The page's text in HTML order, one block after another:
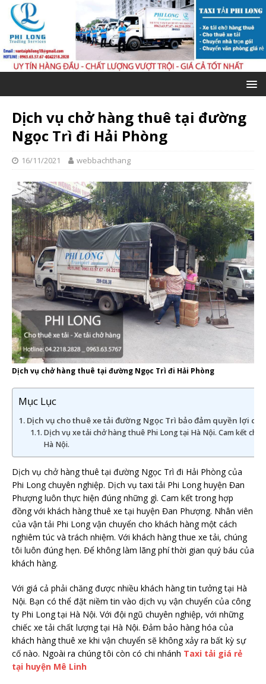
Dịch vụ chở hàng thuê tại đường
Ngọc Trì đi Hải Phòng
16/11/2021 webbachthang
Dịch vụ chở hàng thuê tại đường Ngọc Trì đi Hải Phòng
Mục Lục
Dịch vụ cho thuê xe tải đường Ngọc Trì bảo đảm quyền lợi
Dịch vụ xe tải chở hàng thuê Phi Long tại Hà Nội. Cam kết
Hà Nội.
Dịch vụ chở hàng thuê tại đường Ngọc Trì đi Hải Phòng của
Phi Long chuyên nghiệp. Dịch vụ taxi tải Phi Long huyện Đan
Phượng luôn thực hiện đúng những gì. Cam kết trong hợp
đồng với khách hàng thuê xe tại huyện Đan Phượng. Nhân viên
của vận tải Phi Long vận chuyển cho khách hàng một cách
nghiêm túc và trách nhiệm. Với khách hàng thue xe tải, chúng
tôi luôn đúng hẹn. Để không làm lãng phí thời gian quý báu của
khách hàng.
Với giá cả phải chăng được nhiều khách hàng tin tưởng tại Hà
Nội. Bạn có thể đặt niềm tin vào dịch vụ vận chuyển của công
ty Phi Long tại Hà Nội. Với đội ngũ chuyên nghiệp, với những
chiếc xe tải chất lượng tại Hà Nội. Đảm bảo hàng hóa của
khách hàng thuê xe khi vận chuyển sẽ không xảy ra bất kỳ sự
cố nào. Ngoài ra chúng tôi còn có chi nhánh Taxi tải giá rẻ
tại huyện Mê Linh